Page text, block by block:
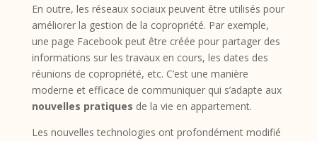
En outre, les réseaux sociaux peuvent être utilisés pour
améliorer la gestion de la copropriété. Par exemple,
une page Facebook peut être créée pour partager des
informations sur les travaux en cours, les dates des
réunions de copropriété, etc. C’est une manière
moderne et efficace de communiquer qui s’adapte aux
nouvelles pratiques de la vie en appartement.
Les nouvelles technologies ont profondément modifié